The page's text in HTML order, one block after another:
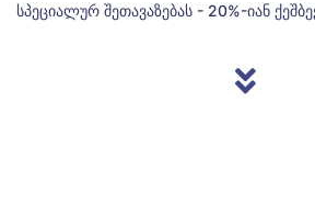
სპეციალურ შეთავაზებას - 20%-იან